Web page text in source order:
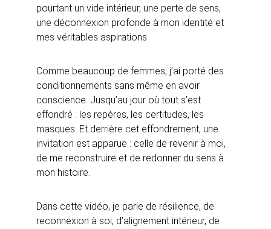
pourtant un vide intérieur, une perte de sens,
une déconnexion profonde à mon identité et
mes véritables aspirations.
Comme beaucoup de femmes, j’ai porté des
conditionnements sans même en avoir
conscience. Jusqu’au jour où tout s’est
effondré : les repères, les certitudes, les
masques. Et derrière cet effondrement, une
invitation est apparue : celle de revenir à moi,
de me reconstruire et de redonner du sens à
mon histoire.
Dans cette vidéo, je parle de résilience, de
reconnexion à soi, d’alignement intérieur, de